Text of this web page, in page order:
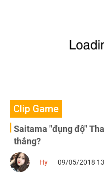
Clip Game
Saitama "đụng độ"
thắng?
Hy 09/05/2018